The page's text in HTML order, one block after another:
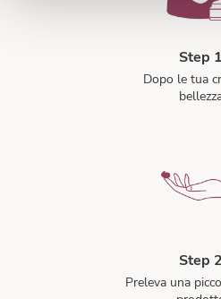
Step 1
Dopo le tua
Step 2
Preleva una